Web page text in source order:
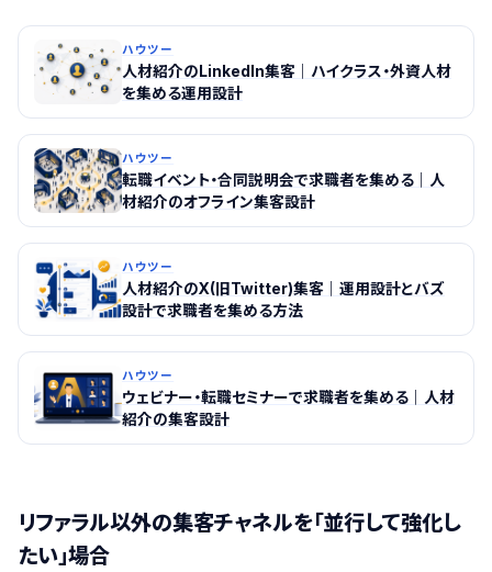
ハウツー
人材紹介のLinkedIn集客｜ハイクラス・外資人材
を集める運用設計
ハウツー
転職イベント・合同説明会で求職者を集める｜人
材紹介のオフライン集客設計
ハウツー
人材紹介のX(旧Twitter)集客｜運用設計とバズ
設計で求職者を集める方法
ハウツー
ウェビナー・転職セミナーで求職者を集める｜人材
紹介の集客設計
リファラル以外の集客チャネルを「並行して強化し
たい」場合